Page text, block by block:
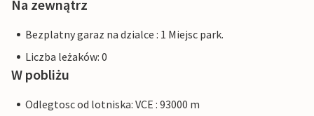
Na zewnątrz
Bezplatny garaz na dzialce : 1 Miejsc park.
Liczba leżaków: 0
W pobliżu
Odlegtosc od lotniska: VCE : 93000 m